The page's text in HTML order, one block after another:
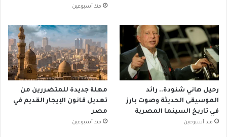
منذ أسبوعين
رحيل هاني شنودة.. رائد
الموسيقى الحديثة وصوت بارز
في تاريخ السينما المصرية
منذ أسبوعين
مهلة جديدة للمتضررين من
تعديل قانون الإيجار القديم في
مصر
منذ أسبوعين